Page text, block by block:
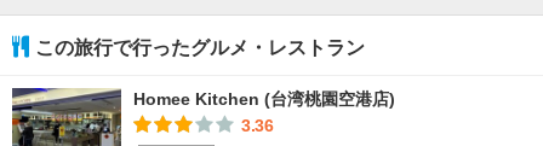
この旅行で行ったグルメ・レストラン
Homee Kitchen (台湾桃園空港店)
3.36